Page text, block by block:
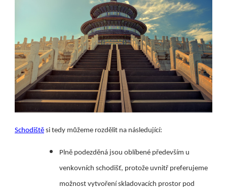
Schodiště si tedy můžeme rozdělit na následující:
Plně podezděná jsou oblíbené především u
venkovních schodišť, protože uvnitř preferujeme
možnost vytvoření skladovacích prostor pod